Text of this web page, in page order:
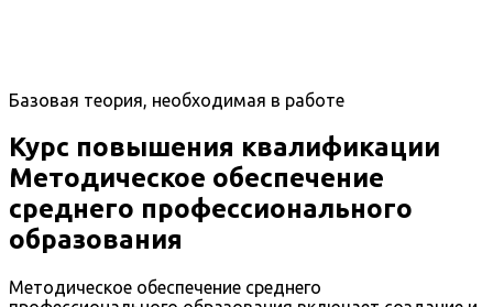
Базовая теория, необходимая в работе
Курс повышения квалификации
Методическое обеспечение
среднего профессионального
образования
Методическое обеспечение среднего